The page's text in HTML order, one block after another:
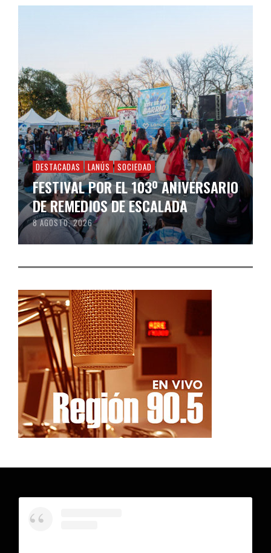
DESTACADAS LANÚS SOCIEDAD
FESTIVAL POR EL 103º ANIVERSARIO
DE REMEDIOS DE ESCALADA
8 AGOSTO, 2026